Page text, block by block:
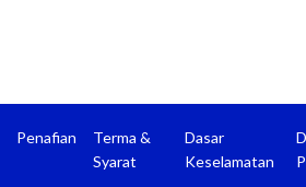
Penafian
Terma &
Syarat
Dasar
Keselamatan